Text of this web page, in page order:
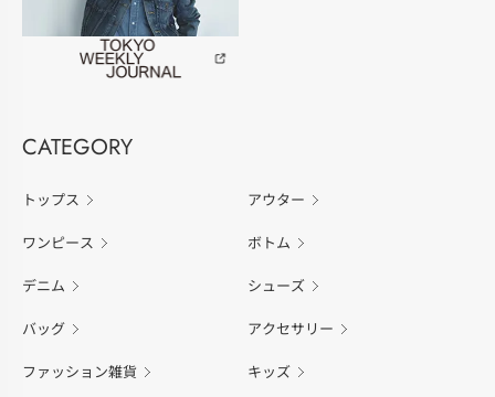
CATEGORY
トップス アウター
ワンピース ボトム
デニム シューズ
バッグ アクセサリー
ファッション雑貨 キッズ